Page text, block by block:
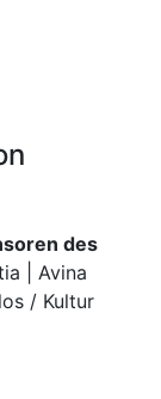
des
| Avina
/ Kultur